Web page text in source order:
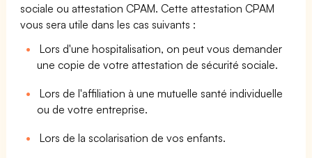
sociale ou attestation CPAM. Cette attestation CPAM
vous sera utile dans les cas suivants :
Lors d'une hospitalisation, on peut vous demander
une copie de votre attestation de sécurité sociale.
Lors de l'affiliation à une mutuelle santé individuelle
ou de votre entreprise.
Lors de la scolarisation de vos enfants.